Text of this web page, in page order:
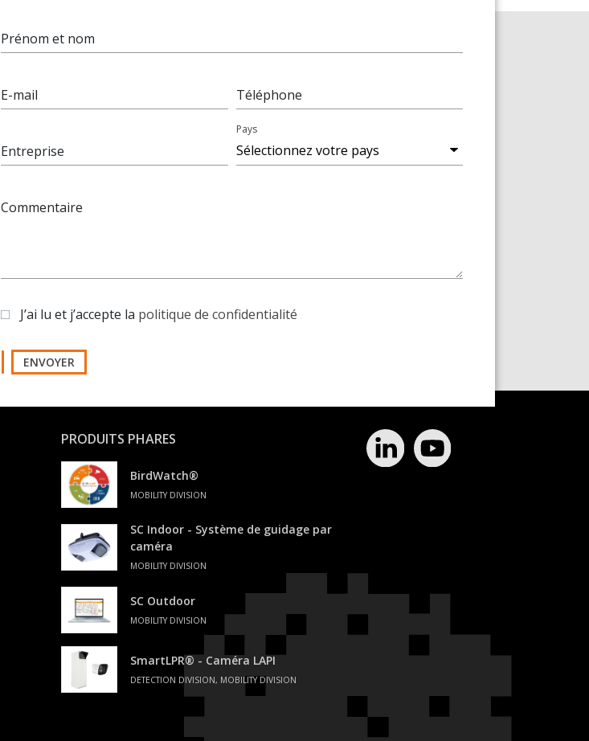
Prénom et nom
E-mail Téléphone
Entreprise
Pays
Commentaire
J’ai lu et j’accepte la politique de confidentialité
ENVOYER
PRODUITS PHARES
BirdWatch®
MOBILITY DIVISION
SC Indoor - Système de guidage par
caméra
MOBILITY DIVISION
SC Outdoor
MOBILITY DIVISION
SmartLPR® - Caméra LAPI
DETECTION DIVISION, MOBILITY DIVISION